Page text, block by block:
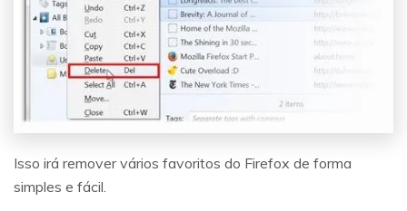
Isso irá remover vários favoritos do Firefox de forma
simples e fácil.